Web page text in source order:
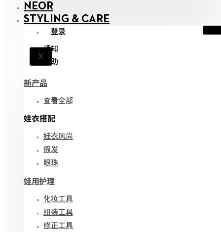
NEOR
STYLING & CARE
登录
X
通知
帮助
新产品
查看全部
娃衣搭配
娃衣风尚
假发
眼珠
娃用护理
化妆工具
组装工具
修正工具